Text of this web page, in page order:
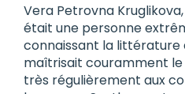
Vera Petrovna
était une personne
connaissant la littérature
maîtrisait couramment
très régulièrement aux